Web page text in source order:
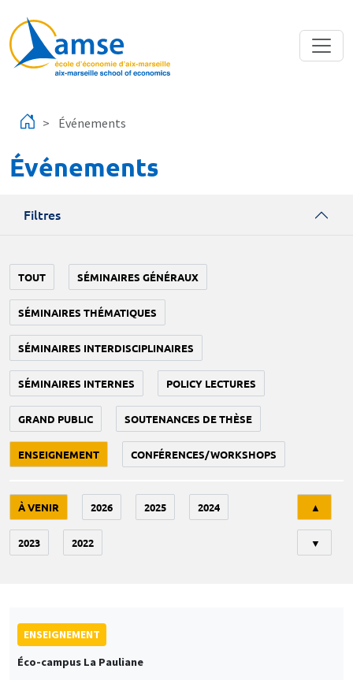
Événements
Événements
Filtres
TOUT SÉMINAIRES GÉNÉRAUX
SÉMINAIRES THÉMATIQUES
SÉMINAIRES INTERDISCIPLINAIRES
SÉMINAIRES INTERNES POLICY LECTURES
GRAND PUBLIC SOUTENANCES DE THÈSE
ENSEIGNEMENT CONFÉRENCES/WORKSHOPS
À VENIR 2026 2025 2024
2023 2022
▲
▼
ENSEIGNEMENT
Éco-campus La Pauliane